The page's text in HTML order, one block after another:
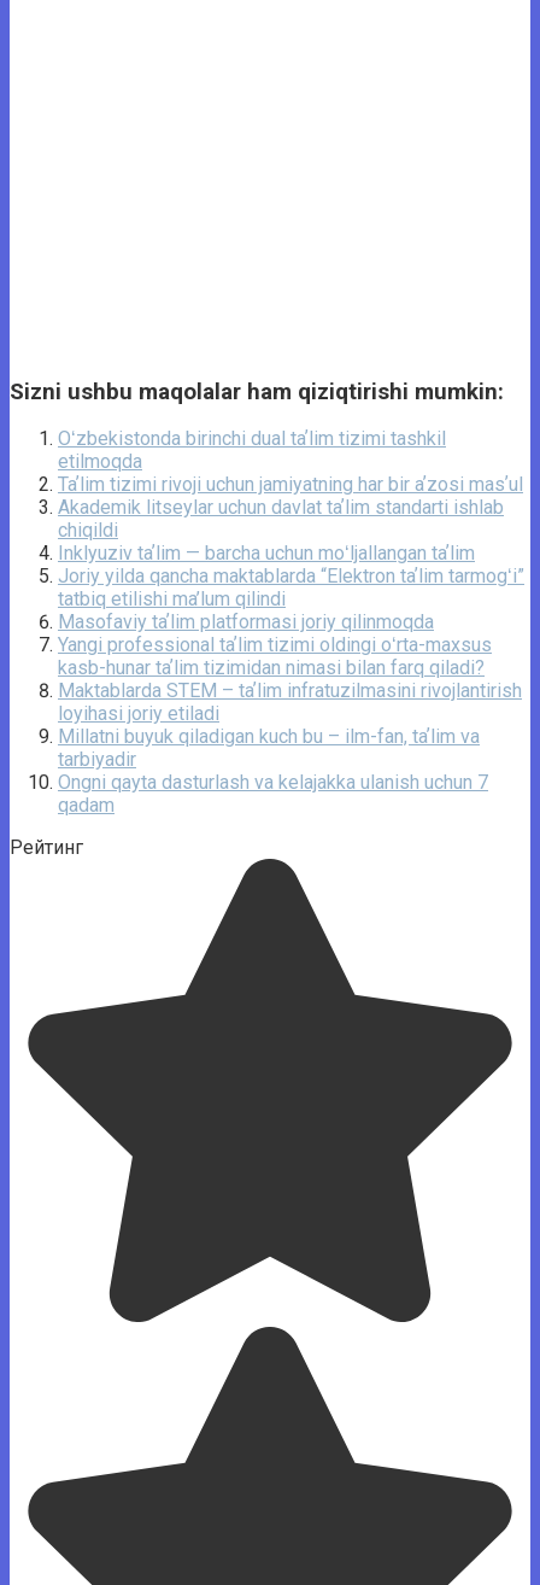
Sizni ushbu maqolalar ham qiziqtirishi mumkin:
Oʻzbekistonda birinchi dual taʼlim tizimi tashkil
etilmoqda
Taʼlim tizimi rivoji uchun jamiyatning har bir aʼzosi masʼul
Akademik litseylar uchun davlat taʼlim standarti ishlab
chiqildi
Inklyuziv taʼlim — barcha uchun moʻljallangan taʼlim
Joriy yilda qancha maktablarda “Elektron taʼlim tarmogʻi”
tatbiq etilishi ma’lum qilindi
Masofaviy taʼlim platformasi joriy qilinmoqda
Yangi professional taʼlim tizimi oldingi oʻrta-maxsus
kasb-hunar taʼlim tizimidan nimasi bilan farq qiladi?
Maktablarda STEM – taʼlim infratuzilmasini rivojlantirish
loyihasi joriy etiladi
Millatni buyuk qiladigan kuch bu – ilm-fan, taʼlim va
tarbiyadir
Ongni qayta dasturlash va kelajakka ulanish uchun 7
qadam
Рейтинг